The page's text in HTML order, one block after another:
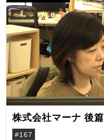
株式会社マーナ 後篇
#167